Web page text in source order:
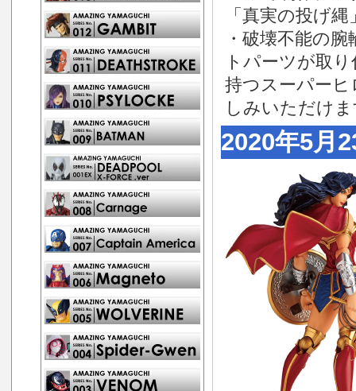
「真実の投げ
・破壊不能の
トパーツが取
持つスーパー
しみいただけ
2020年5月